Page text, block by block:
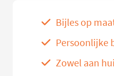
Bijles op
Persoonlijke
Zowel aan